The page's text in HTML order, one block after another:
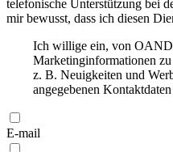
telefonische Unterstützung bei
mir bewusst, dass ich diesen
Ich willige ein, von
Marketinginformationen
z. B. Neuigkeiten und
angegebenen
E-mail